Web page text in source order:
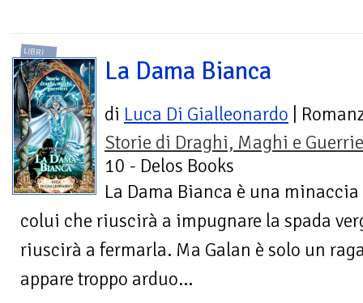
LIBRI
La Dama Bianca
di Luca Di Gialleonardo |
Storie di Draghi, Maghi e
10 - Delos Books
La Dama Bianca è una
colui che riuscirà a impugnare la spada
riuscirà a fermarla. Ma Galan è solo un
appare troppo arduo…